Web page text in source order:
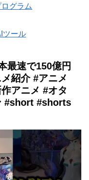
グラム
ツール
最速で150億円
紹介 #アニメ
アニメ #オタ
#short #shorts